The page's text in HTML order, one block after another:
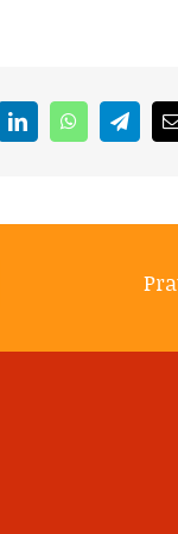
LinkedInWhatsApp